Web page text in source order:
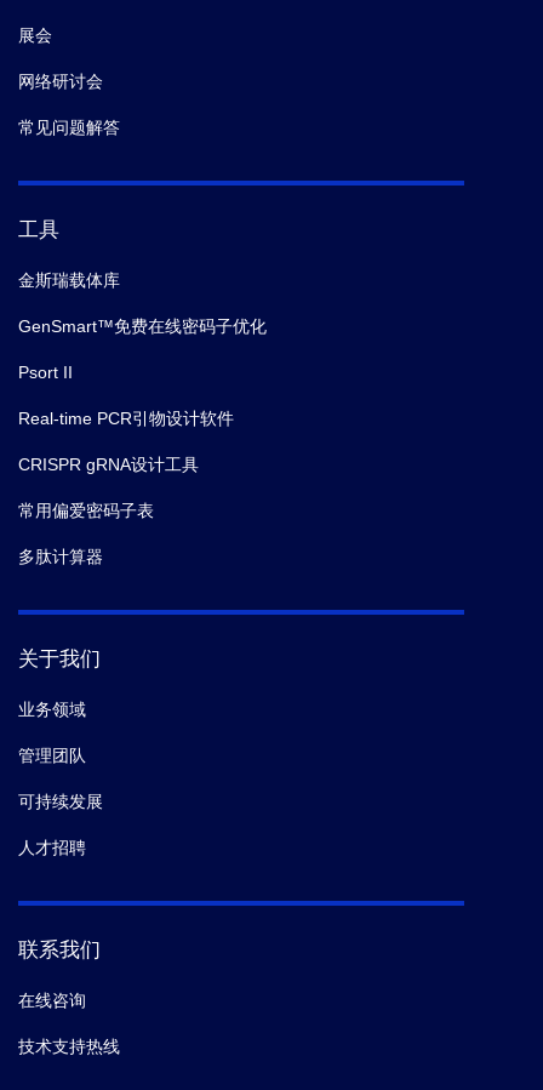
展会
网络研讨会
常见问题解答
工具
金斯瑞载体库
GenSmart™免费在线密码子优化
Psort II
Real-time PCR引物设计软件
CRISPR gRNA设计工具
常用偏爱密码子表
多肽计算器
关于我们
业务领域
管理团队
可持续发展
人才招聘
联系我们
在线咨询
技术支持热线